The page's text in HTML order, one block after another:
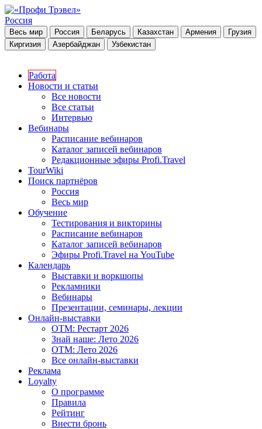
Россия
Весь мир Россия Беларусь Казахстан Армения
Грузия
Киргизия
Азербайджан Узбекистан
Работа
Новости и статьи
Все новости
Все статьи
Интервью
Вебинары
Расписание вебинаров
Каталог записей вебинаров
Редакционные эфиры Profi.Travel
TourWiki
Поиск партнёров
Россия
Весь мир
Обучение
Тестирования и викторины
Расписание вебинаров
Каталог записей вебинаров
Эфиры Profi.Travel на YouTube
Календарь
Выставки и воркшопы
Рекламники
Вебинары
Презентации, семинары, лекции
Онлайн-выставки
OTM: Рестарт 2026
Знай наше: Лето 2026
OTM: Лето 2026
Все онлайн-выставки
Реклама
Loyalty
О программе
Правила
Рейтинг
Внести бронь